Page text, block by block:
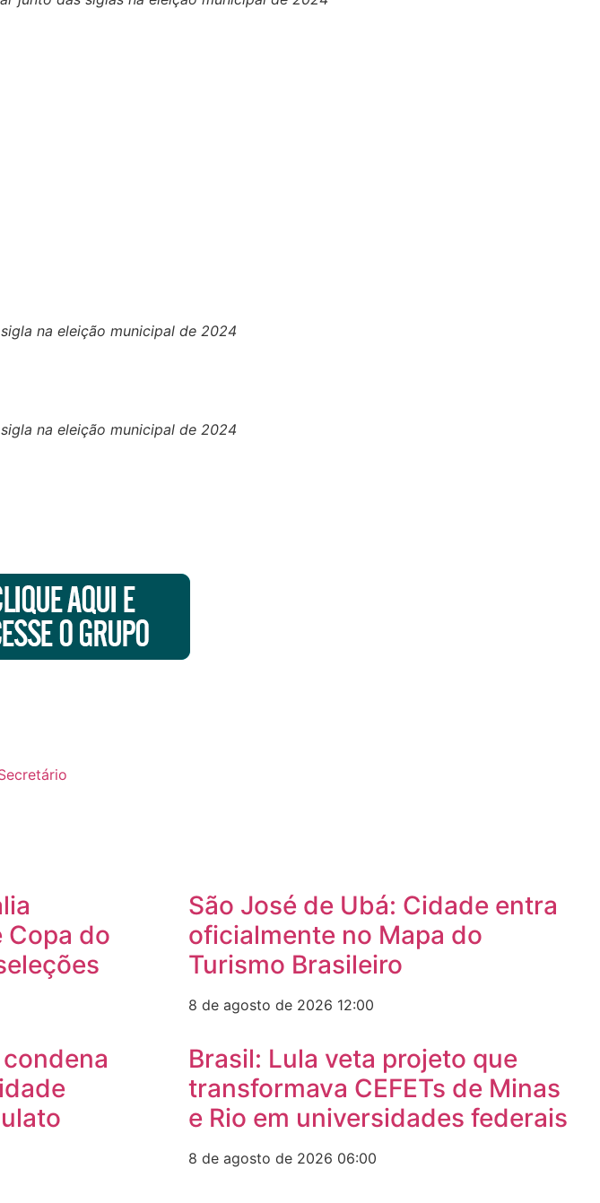
na eleição municipal de 2024
na eleição municipal de 2024
Copa do
São José de Ubá: Cidade entra
oficialmente no Mapa do
Turismo Brasileiro
8 de agosto de 2026 12:00
Brasil: Lula veta projeto que
transformava CEFETs de Minas
e Rio em universidades federais
8 de agosto de 2026 06:00